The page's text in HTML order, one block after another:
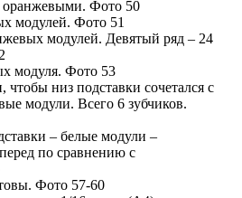
оранжевыми. Фото 50
модулей. Фото 51
модулей. Девятый ряд – 24
модуля. Фото 53
низ подставки сочетался с
модули. Всего 6 зубчиков.
– белые модули –
по сравнению с
Фото 57-60